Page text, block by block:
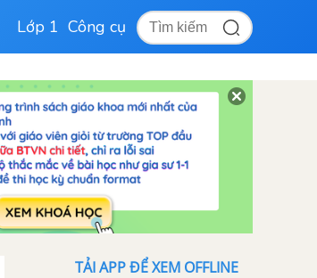
Lớp 1 Công cụ
TẢI APP ĐỂ XEM OFFLINE